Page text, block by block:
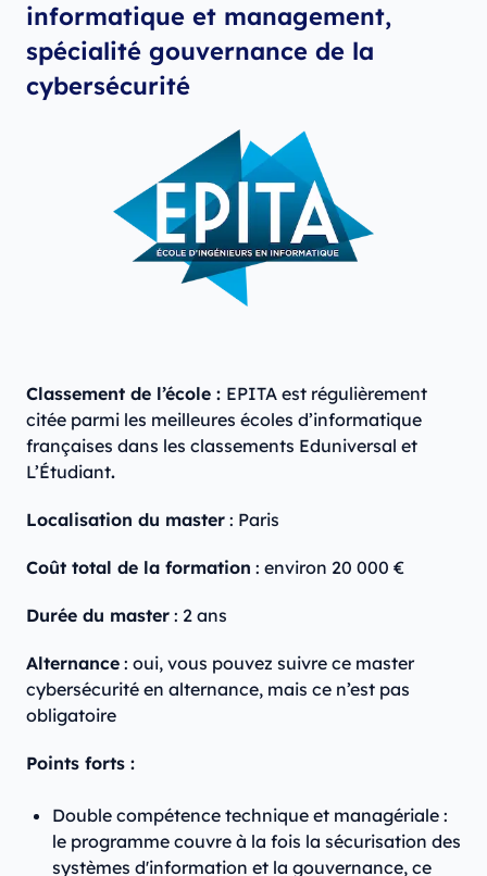
informatique et management,
spécialité gouvernance de la
cybersécurité
Classement de l’école : EPITA est régulièrement
citée parmi les meilleures écoles d’informatique
françaises dans les classements Eduniversal et
L’Étudiant.
Localisation du master : Paris
Coût total de la formation : environ 20 000 €
Durée du master : 2 ans
Alternance : oui, vous pouvez suivre ce master
cybersécurité en alternance, mais ce n’est pas
obligatoire
Points forts :
Double compétence technique et managériale :
le programme couvre à la fois la sécurisation des
systèmes d'information et la gouvernance, ce